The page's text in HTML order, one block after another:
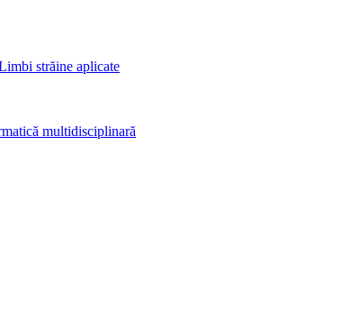
străine aplicate
multidisciplinară